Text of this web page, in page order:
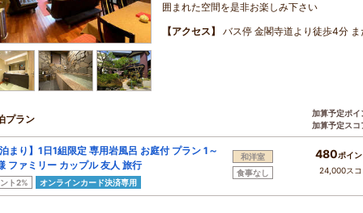
囲まれた空間を是非お楽しみ下さい
【アクセス】
バス停 金閣寺道より徒歩4分
プラン
加算予定ポイ
加算予定スコ
まり】1日1組限定 専用岩風呂 お庭付 プラン 1～
ファミリー カップル 友人 旅行
ト2% オンラインカード決済専用
和洋室
食事なし
480ポイ
24,000ス